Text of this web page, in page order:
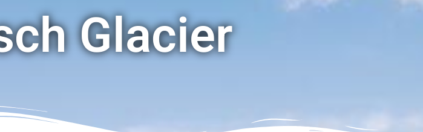
Glacier